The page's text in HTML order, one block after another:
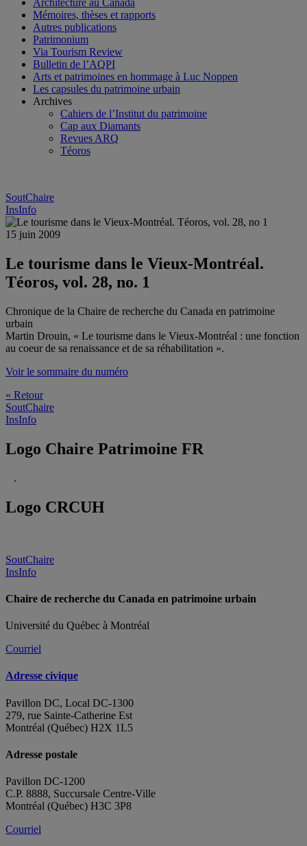
Architecture au Canada
Mémoires, thèses et rapports
Autres publications
Patrimonium
Via Tourism Review
Bulletin de l’AQPI
Arts et patrimoines en hommage à Luc Noppen
Les capsules du patrimoine urbain
Archives
Cahiers de l’Institut du patrimoine
Cap aux Diamants
Revues ARQ
Téoros
SoutChaire
InsInfo
15 juin 2009
Le tourisme dans le Vieux-Montréal.
Téoros, vol. 28, no. 1
Chronique de la Chaire de recherche du Canada en patrimoine
urbain
Martin Drouin, « Le tourisme dans le Vieux-Montréal : une fonction
au coeur de sa renaissance et de sa réhabilitation ».
Voir le sommaire du numéro
« Retour
SoutChaire
InsInfo
Logo Chaire Patrimoine FR
.
Logo CRCUH
SoutChaire
InsInfo
Chaire de recherche du Canada en patrimoine urbain
Université du Québec à Montréal
Courriel
Adresse civique
Pavillon DC, Local DC-1300
279, rue Sainte-Catherine Est
Montréal (Québec) H2X 1L5
Adresse postale
Pavillon DC-1200
C.P. 8888, Succursale Centre-Ville
Montréal (Québec) H3C 3P8
Courriel